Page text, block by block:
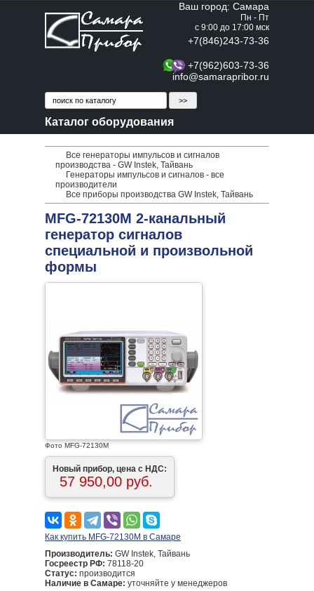
Ваш город: Самара
Пн - Пт
с 9:00 до 17:00 мск
+7(846)243-73-36
+7(962)603-73-36
info@samarapribor.ru
Каталог оборудования
Все генераторы импульсов и сигналов
производства - GW Instek, Тайвань
Генераторы импульсов и сигналов - все
производители
Все приборы производства GW Instek, Тайвань
MFG-72130M 2-канальный
генератор сигналов
специальной и произвольной
формы
Фото MFG-72130M
Новый прибор, цена с НДС:
57 950,00 руб.
Как купить MFG-72130M в Самаре
Производитель: GW Instek, Тайвань
Госреестр РФ: 78118-20
Статус: производится
Наличие в Самаре: уточняйте у менеджеров